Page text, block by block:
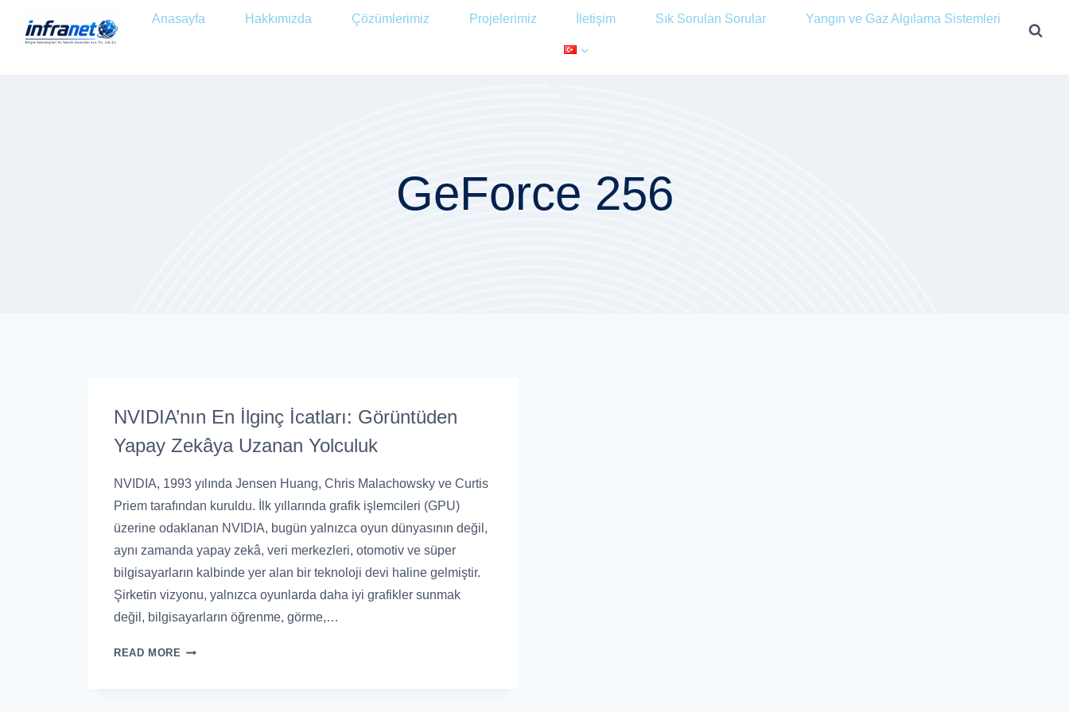
Anasayfa Hakkımızda Çözümlerimiz Projelerimiz İletişim Sık Sorulan Sorular Yangın ve Gaz Algılama Sistemleri
GeForce 256
NVIDIA’nın En İlginç İcatları: Görüntüden
Yapay Zekâya Uzanan Yolculuk
NVIDIA, 1993 yılında Jensen Huang, Chris Malachowsky ve Curtis
Priem tarafından kuruldu. İlk yıllarında grafik işlemcileri (GPU)
üzerine odaklanan NVIDIA, bugün yalnızca oyun dünyasının değil,
aynı zamanda yapay zekâ, veri merkezleri, otomotiv ve süper
bilgisayarların kalbinde yer alan bir teknoloji devi haline gelmiştir.
Şirketin vizyonu, yalnızca oyunlarda daha iyi grafikler sunmak
değil, bilgisayarların öğrenme, görme,…
READ MORE